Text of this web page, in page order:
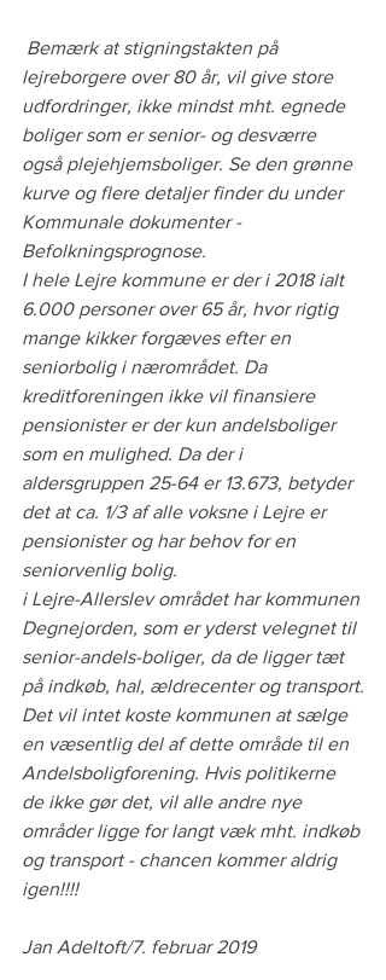
Bemærk at stigningstakten på
lejreborgere over 80 år, vil give store
udfordringer, ikke mindst mht. egnede
boliger som er senior- og desværre
også plejehjemsboliger. Se den grønne
kurve og flere detaljer finder du under
Kommunale dokumenter -
Befolkningsprognose.
I hele Lejre kommune er der i 2018 ialt
6.000 personer over 65 år, hvor rigtig
mange kikker forgæves efter en
seniorbolig i nærområdet. Da
kreditforeningen ikke vil finansiere
pensionister er der kun andelsboliger
som en mulighed. Da der i
aldersgruppen 25-64 er 13.673, betyder
det at ca. 1/3 af alle voksne i Lejre er
pensionister og har behov for en
seniorvenlig bolig.
i Lejre-Allerslev området har kommunen
Degnejorden, som er yderst velegnet til
senior-andels-boliger, da de ligger tæt
på indkøb, hal, ældrecenter og transport.
Det vil intet koste kommunen at sælge
en væsentlig del af dette område til en
Andelsboligforening. Hvis politikerne
de ikke gør det, vil alle andre nye
områder ligge for langt væk mht. indkøb
og transport - chancen kommer aldrig
igen!!!!
Jan Adeltoft/7. februar 2019